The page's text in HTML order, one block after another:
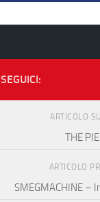
SEGUICI:
ARTICOLO
THE
ARTICOLO
SMEGMACHINE –